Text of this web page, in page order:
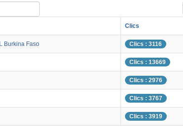
Clics
Burkina Faso Clics : 3116
Clics : 13669
Clics : 2976
Clics : 3767
Clics : 3919